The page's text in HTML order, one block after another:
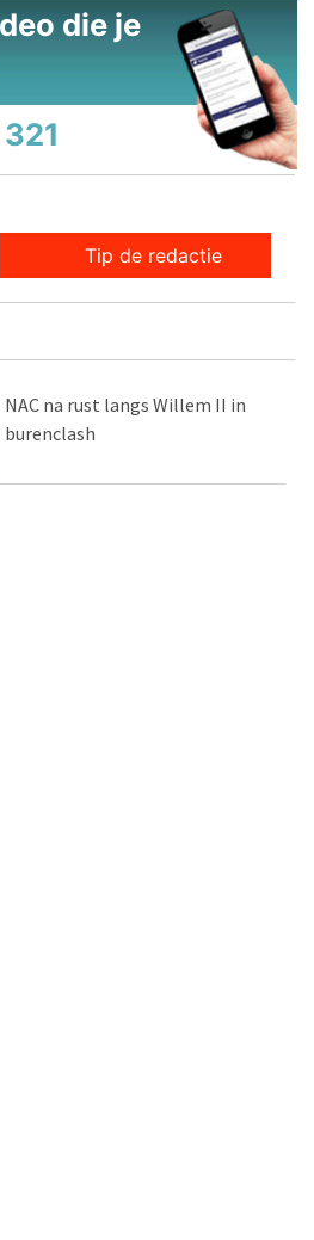
die je
Tip de redactie
NAC na rust langs Willem II in
burenclash